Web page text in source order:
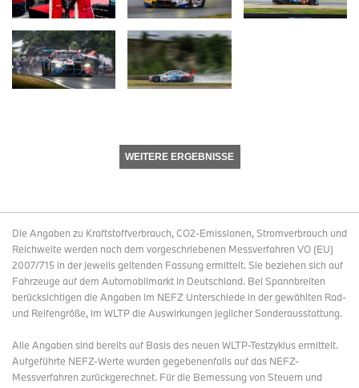
WEITERE ERGEBNISSE
Die Angaben zu Kraftstoffverbrauch, CO2-Emissionen, Stromverbrauch und
Reichweite werden nach dem vorgeschriebenen Messverfahren VO (EU)
2007/715 in der jeweils geltenden Fassung ermittelt. Sie beziehen sich auf
Fahrzeuge auf dem Automobilmarkt in Deutschland. Bei Spannbreiten
berücksichtigen die Angaben im NEFZ Unterschiede in der gewählten Rad-
und Reifengröße, im WLTP die Auswirkungen jeglicher Sonderausstattung.
Alle Angaben sind bereits auf Basis des neuen WLTP-Testzyklus ermittelt.
Aufgeführte NEFZ-Werte wurden gegebenenfalls auf das NEFZ-
Messverfahren zurückgerechnet. Für die Bemessung von Steuern und